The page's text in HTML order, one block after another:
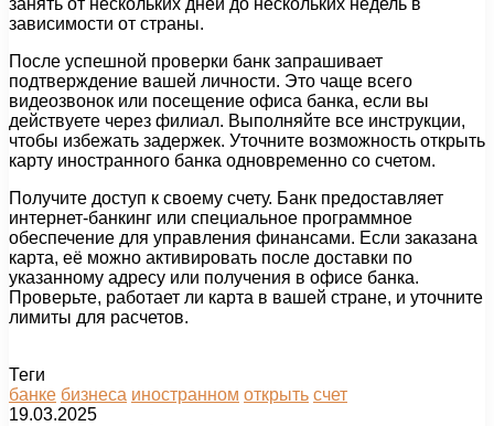
зависимости от страны.
После успешной проверки банк запрашивает
подтверждение вашей личности. Это чаще всего
видеозвонок или посещение офиса банка, если вы
действуете через филиал. Выполняйте все инструкции,
чтобы избежать задержек. Уточните возможность открыть
карту иностранного банка одновременно со счетом.
Получите доступ к своему счету. Банк предоставляет
интернет-банкинг или специальное программное
обеспечение для управления финансами. Если заказана
карта, её можно активировать после доставки по
указанному адресу или получения в офисе банка.
Проверьте, работает ли карта в вашей стране, и уточните
лимиты для расчетов.
Теги
банке бизнеса иностранном открыть счет
19.03.2025